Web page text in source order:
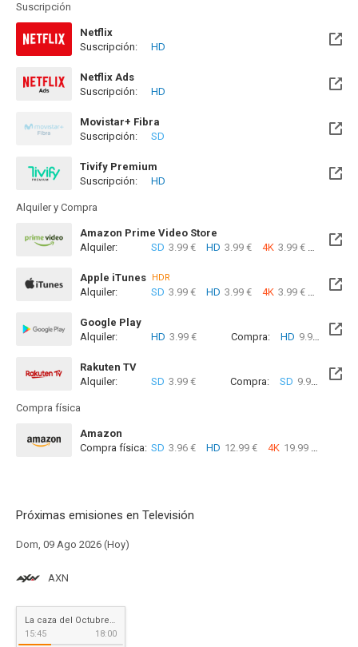
Suscripción
Netflix
Suscripción:
HD
Netflix Ads
Suscripción:
HD
Movistar+ Fibra
Próximamente. A partir del Dom, 09 Ago 2026 (Hoy)
Suscripción: SD
Tivify Premium
Disponible hasta el Dom, 09 Ago 2026 (Hoy)
Suscripción: HD
Alquiler y Compra
Amazon Prime Video Store
Alquiler:
SD 3.99 € HD 3.99 € 4K 3.99 €
Apple iTunes HDR
Alquiler: SD 3.99 € HD 3.99 € 4K 3.99 €
Google Play
Alquiler:
HD 3.99 € Compra: HD 9.99 €
Rakuten TV
Alquiler:
SD 3.99 € Compra: SD 9.99 €
Compra física
Amazon
Compra física: SD 3.96 € HD 12.99 € 4K 19.99 €
Próximas emisiones en Televisión
Dom, 09 Ago 2026 (Hoy)
AXN
La caza del Octubre rojo
15:45
18:00